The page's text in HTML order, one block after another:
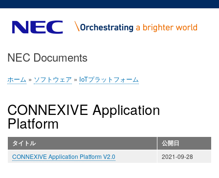
イ
ン
移
NEC Documents
パ
く
ず
ホーム ソフトウェア IoTプラットフォーム
CONNEXIVE Application
Platform
タイトル
公開日
CONNEXIVE Application Platform V2.0
2021-09-28